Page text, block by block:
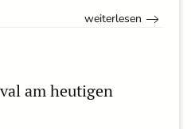
weiterlesen
am heutigen